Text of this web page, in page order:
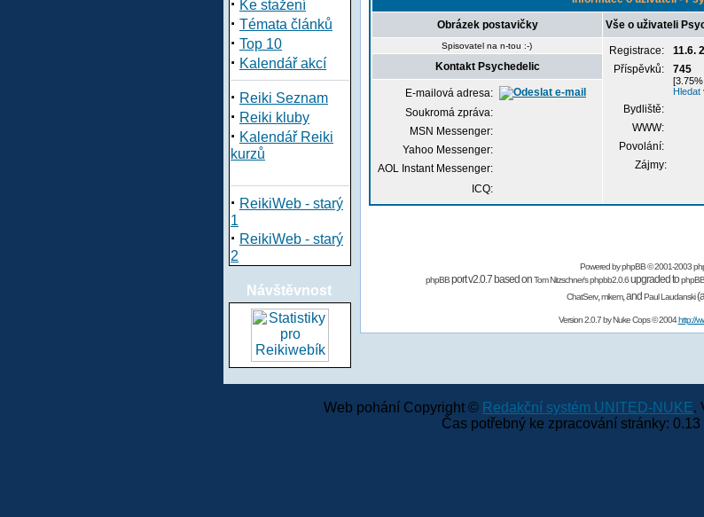
· Ke stažení
· Témata článků
· Top 10
· Kalendář akcí
· Reiki Seznam
· Reiki kluby
· Kalendář Reiki
kurzů
· ReikiWeb - starý
1
· ReikiWeb - starý
2
Návštěvnost
Obrázek postavičky Vše o uživateli
Spisovatel na n-tou :-) Registrace:
11.6.
Příspěvků:
745
Bydliště:
WWW:
Povolání:
Zájmy:
Kontakt Psychedelic
E-mailová adresa:
Soukromá zpráva:
MSN Messenger:
Yahoo Messenger:
AOL Instant Messenger:
ICQ:
Powered byphpBB© 2001-2003
phpBBport v2.0.7 based onTom Nitzschner'sphpbb2.0.6upgraded tophpBB
ChatServ,mikem,and Paul Laudanski
Version 2.0.7 byNuke Cops© 2004http://
Web pohání Copyright © Redakční systém UNITED-NUKE.
Čas potřebný ke zpracování stránky: 0.13